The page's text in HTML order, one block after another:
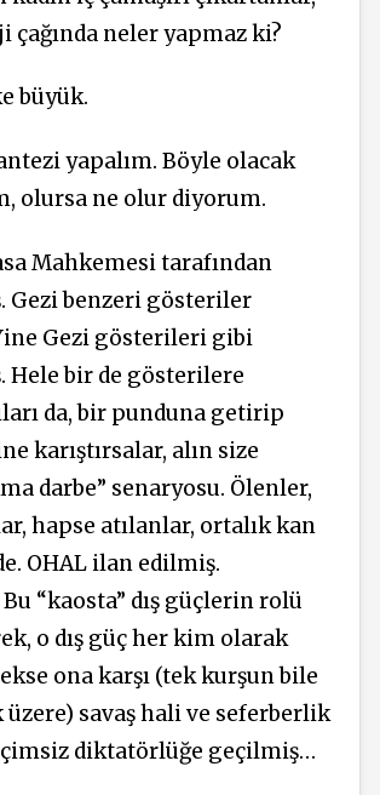
çağında neler yapmaz ki?
büyük.
yapalım. Böyle olacak
olursa ne olur diyorum.
Mahkemesi tarafından
Gezi benzeri gösteriler
Gezi gösterileri gibi
Hele bir de gösterilere
da, bir punduna getirip
karıştırsalar, alın size
darbe” senaryosu. Ölenler,
hapse atılanlar, ortalık kan
OHAL ilan edilmiş.
“kaosta” dış güçlerin rolü
o dış güç her kim olarak
ona karşı (tek kurşun bile
üzere) savaş hali ve seferberlik
diktatörlüğe geçilmiş…